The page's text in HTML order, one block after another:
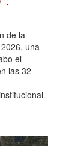
de la
una
el
las 32